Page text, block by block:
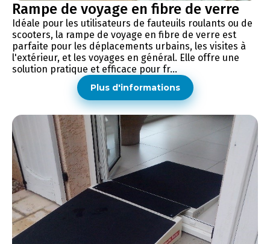
Rampe de voyage en fibre de verre
Idéale pour les utilisateurs de fauteuils roulants ou de
scooters, la rampe de voyage en fibre de verre est
parfaite pour les déplacements urbains, les visites à
l'extérieur, et les voyages en général. Elle offre une
solution pratique et efficace pour fr...
Plus d'informations